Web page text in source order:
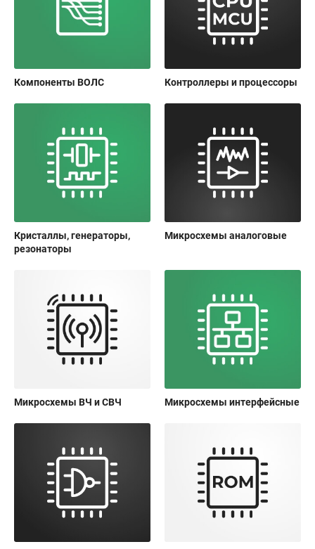
Компоненты ВОЛС Контроллеры и процессоры
Кристаллы, генераторы,
резонаторы
Микросхемы аналоговые
Микросхемы ВЧ и СВЧ Микросхемы интерфейсные